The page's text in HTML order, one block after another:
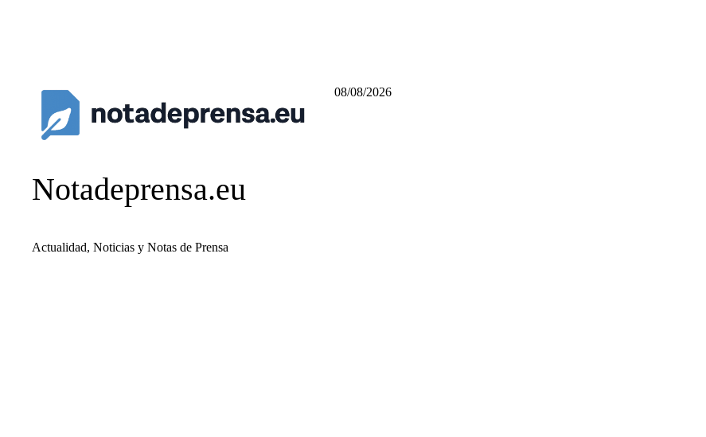
Notadeprensa.eu
Actualidad, Noticias y Notas de Prensa
08/08/2026